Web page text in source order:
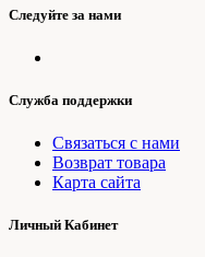
Следуйте за нами
Служба поддержки
Связаться с нами
Возврат товара
Карта сайта
Личный Кабинет